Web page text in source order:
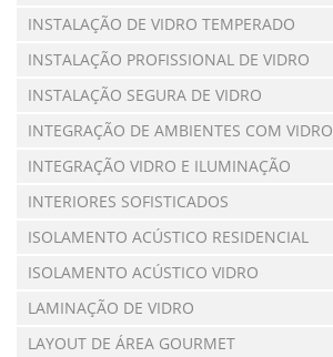
INSTALAÇÃO DE VIDRO TEMPERADO
INSTALAÇÃO PROFISSIONAL DE VIDRO
INSTALAÇÃO SEGURA DE VIDRO
INTEGRAÇÃO DE AMBIENTES COM VIDRO
INTEGRAÇÃO VIDRO E ILUMINAÇÃO
INTERIORES SOFISTICADOS
ISOLAMENTO ACÚSTICO RESIDENCIAL
ISOLAMENTO ACÚSTICO VIDRO
LAMINAÇÃO DE VIDRO
LAYOUT DE ÁREA GOURMET